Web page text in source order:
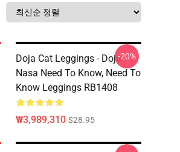
Doja Cat Leggings - Doja
Nasa Need To Know, Need To
Know Leggings RB1408
₩3,989,310 $28.95
-20%